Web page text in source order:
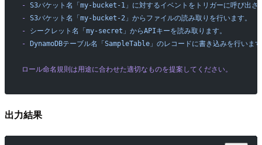
- S3バケット名「my-bucket-1」に対するイベントをトリガーに呼び出さ
- S3バケット名「my-bucket-2」からファイルの読み取りを行います。
- シークレット名「my-secret」からAPIキーを読み取ります。
- DynamoDBテーブル名「SampleTable」のレコードに書き込みを行いま
ロール命名規則は用途に合わせた適切なものを提案してください。
出力結果